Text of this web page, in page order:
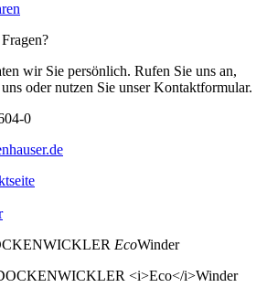
wir Sie persönlich. Rufen Sie uns an,
oder nutzen Sie unser Kontaktformular.
0
EcoWinder